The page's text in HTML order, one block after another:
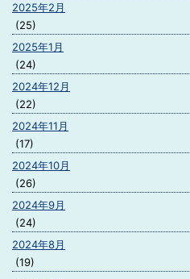
2025年2月
(25)
2025年1月
(24)
2024年12月
(22)
2024年11月
(17)
2024年10月
(26)
2024年9月
(24)
2024年8月
(19)